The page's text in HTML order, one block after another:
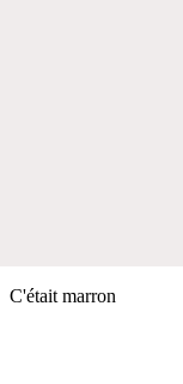
C'était marron